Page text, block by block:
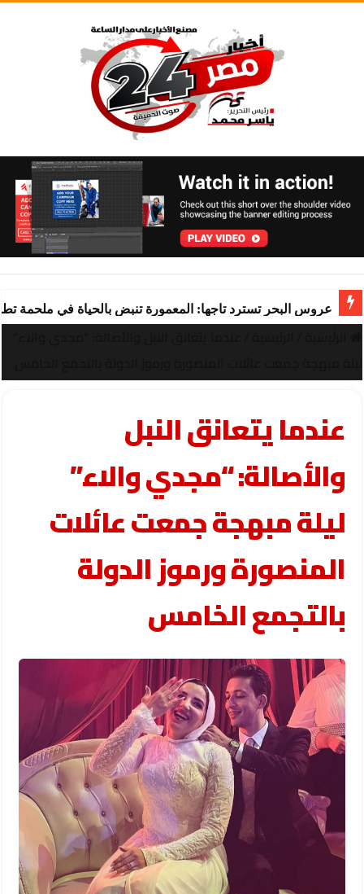
عروس البحر تسترد تاجها: المعمورة تنبض بالحياة في ملحمة
عندما يتعانق النبل
والأصالة: “مجدي والاء”
ليلة مبهجة جمعت عائلات
المنصورة ورموز الدولة
بالتجمع الخامس